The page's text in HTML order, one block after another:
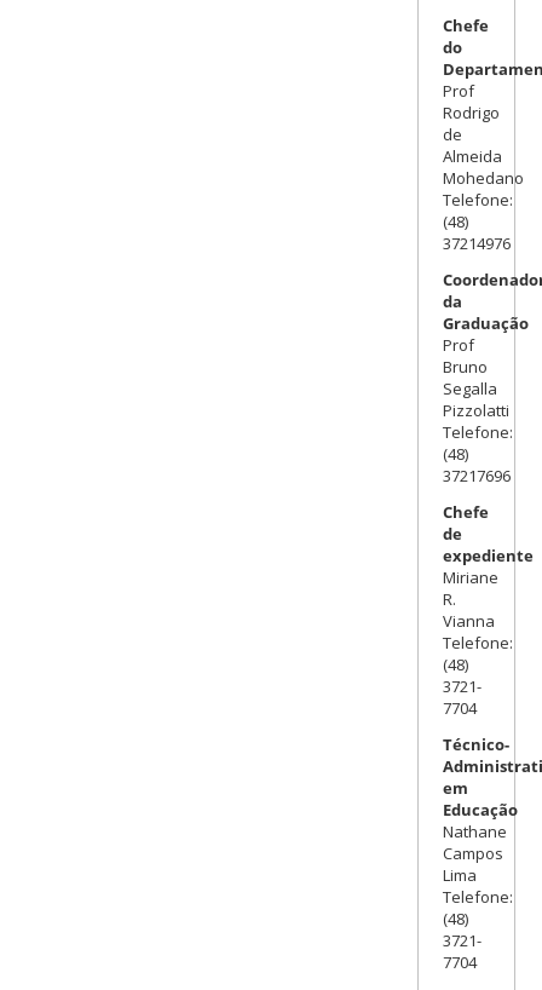
Chefe
do
Prof
Rodrigo
de
Almeida
Mohedano
Telefone:
(48)
37214976
da
Graduação
Prof
Bruno
Segalla
Pizzolatti
Telefone:
(48)
37217696
Chefe
de
expediente
Miriane
R.
Vianna
Telefone:
(48)
3721-
7704
Técnico-
em
Educação
Nathane
Campos
Lima
Telefone:
(48)
3721-
7704